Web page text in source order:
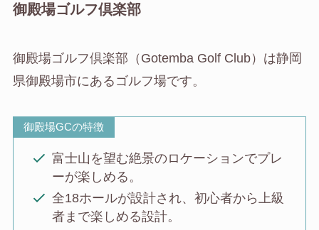
御殿場ゴルフ倶楽部
御殿場ゴルフ倶楽部（Gotemba Golf Club）は静岡
県御殿場市にあるゴルフ場です。
御殿場GCの特徴
富士山を望む絶景のロケーションでプレ
ーが楽しめる。
全18ホールが設計され、初心者から上級
者まで楽しめる設計。